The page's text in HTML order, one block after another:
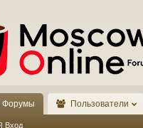
Форумы Пользователи
Вход